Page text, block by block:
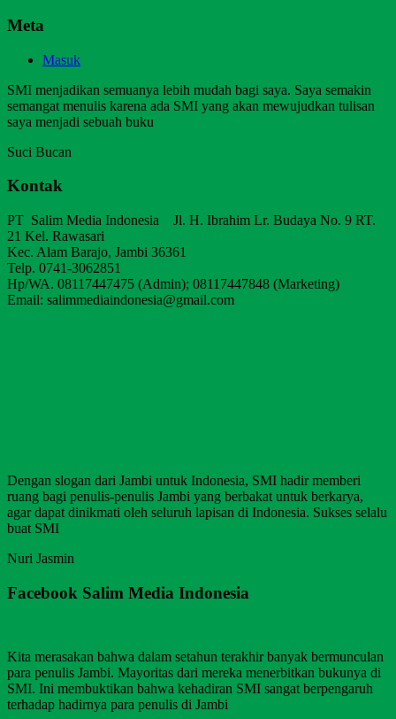
Meta
Masuk
SMI menjadikan semuanya lebih mudah bagi saya. Saya semakin
semangat menulis karena ada SMI yang akan mewujudkan tulisan
saya menjadi sebuah buku
Suci Bucan
Kontak
PT Salim Media Indonesia Jl. H. Ibrahim Lr. Budaya No. 9 RT.
21 Kel. Rawasari
Kec. Alam Barajo, Jambi 36361
Telp. 0741-3062851
Hp/WA. 08117447475 (Admin); 08117447848 (Marketing)
Email: salimmediaindonesia@gmail.com
Dengan slogan dari Jambi untuk Indonesia, SMI hadir memberi
ruang bagi penulis-penulis Jambi yang berbakat untuk berkarya,
agar dapat dinikmati oleh seluruh lapisan di Indonesia. Sukses selalu
buat SMI
Nuri Jasmin
Facebook Salim Media Indonesia
Kita merasakan bahwa dalam setahun terakhir banyak bermunculan
para penulis Jambi. Mayoritas dari mereka menerbitkan bukunya di
SMI. Ini membuktikan bahwa kehadiran SMI sangat berpengaruh
terhadap hadirnya para penulis di Jambi